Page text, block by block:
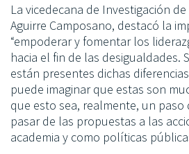
La vicedecana de Investigación
Aguirre Camposano, destacó la
“empoderar y fomentar los
hacia el fin de las desigualdades.
están presentes dichas
puede imaginar que estas son
que esto sea, realmente, un paso
pasar de las propuestas a las
academia y como políticas